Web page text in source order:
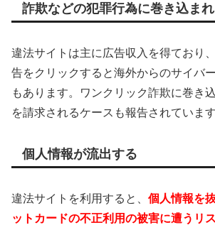
詐欺などの犯罪行為に巻き込ま
違法サイトは主に広告収入を得ており
告をクリックすると海外からのサイバ
もあります。ワンクリック詐欺に巻き
を請求されるケースも報告されています
個人情報が流出する
違法サイトを利用すると、 個人情報を
ットカードの不正利用の被害に遭うリ